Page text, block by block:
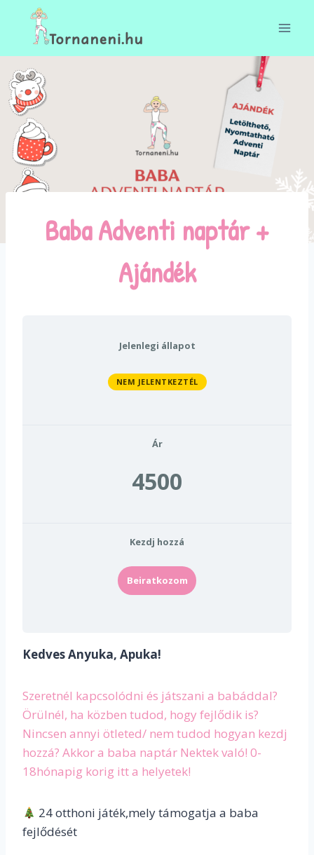
content
Baba Adventi naptár +
Ajándék
Jelenlegi állapot
NEM JELENTKEZTÉL
Ár
4500
Kezdj hozzá
Beiratkozom
Kedves Anyuka, Apuka!
Szeretnél kapcsolódni és játszani a babáddal?
Örülnél, ha közben tudod, hogy fejlődik is?
Nincsen annyi ötleted/ nem tudod hogyan kezdj
hozzá? Akkor a baba naptár Nektek való! 0-
18hónapig korig itt a helyetek!
24 otthoni játék,mely támogatja a baba
fejlődését